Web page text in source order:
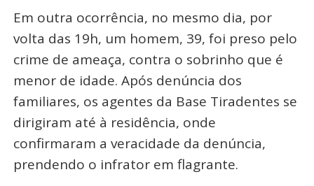
Em outra ocorrência, no mesmo dia, por
volta das 19h, um homem, 39, foi preso pelo
crime de ameaça, contra o sobrinho que é
menor de idade. Após denúncia dos
familiares, os agentes da Base Tiradentes se
dirigiram até à residência, onde
confirmaram a veracidade da denúncia,
prendendo o infrator em flagrante.